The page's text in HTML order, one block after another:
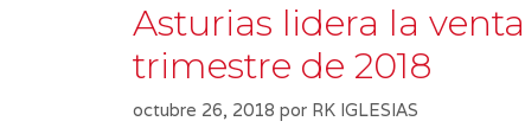
Asturias lidera la
trimestre de 2018
octubre 26, 2018 por RK IGLESIAS